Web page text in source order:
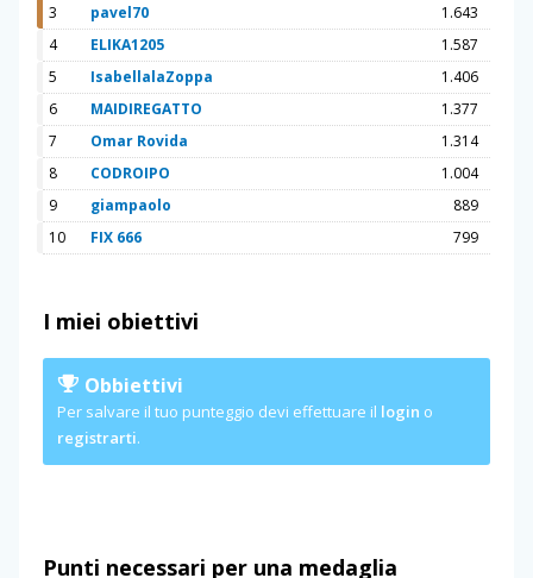
3
pavel70
1.643
4
ELIKA1205
1.587
5
IsabellalaZoppa
1.406
6
MAIDIREGATTO
1.377
7
Omar Rovida
1.314
8
CODROIPO
1.004
9
giampaolo
889
10
FIX 666 799
I miei obiettivi
Obbiettivi
Per salvare il tuo punteggio devi effettuare il login o
registrarti.
Punti necessari per una medaglia